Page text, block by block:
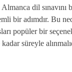
dil sınavını
bir adımdır. Bu
popüler bir
süreyle